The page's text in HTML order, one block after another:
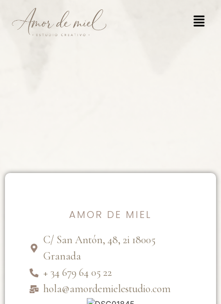
AMOR DE MIEL
C/ San Antón, 48, 2i 18005
Granada
+ 34 679 64 05 22
hola@amordemielestudio.com